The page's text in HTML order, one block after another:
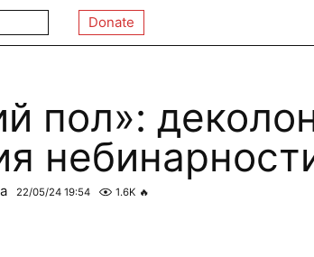
Donate
пол»:
22/05/24 19:54 1.6K 🔥